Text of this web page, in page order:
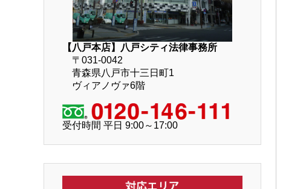
【八戸本店】八戸シティ法律事務所
〒031-0042
青森県八戸市十三日町1
ヴィアノヴァ6階
受付時間 平日 9:00～17:00